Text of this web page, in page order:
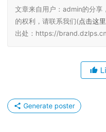
文章来自用户：admin的分享
的权利，请联系我们(点击这
出处：https://
Generate poster